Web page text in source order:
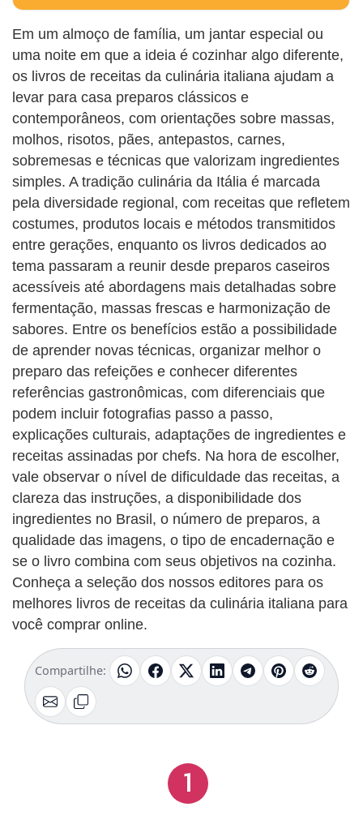
Em um almoço de família, um jantar especial ou
uma noite em que a ideia é cozinhar algo diferente,
os livros de receitas da culinária italiana ajudam a
levar para casa preparos clássicos e
contemporâneos, com orientações sobre massas,
molhos, risotos, pães, antepastos, carnes,
sobremesas e técnicas que valorizam ingredientes
simples. A tradição culinária da Itália é marcada
pela diversidade regional, com receitas que refletem
costumes, produtos locais e métodos transmitidos
entre gerações, enquanto os livros dedicados ao
tema passaram a reunir desde preparos caseiros
acessíveis até abordagens mais detalhadas sobre
fermentação, massas frescas e harmonização de
sabores. Entre os benefícios estão a possibilidade
de aprender novas técnicas, organizar melhor o
preparo das refeições e conhecer diferentes
referências gastronômicas, com diferenciais que
podem incluir fotografias passo a passo,
explicações culturais, adaptações de ingredientes e
receitas assinadas por chefs. Na hora de escolher,
vale observar o nível de dificuldade das receitas, a
clareza das instruções, a disponibilidade dos
ingredientes no Brasil, o número de preparos, a
qualidade das imagens, o tipo de encadernação e
se o livro combina com seus objetivos na cozinha.
Conheça a seleção dos nossos editores para os
melhores livros de receitas da culinária italiana para
você comprar online.
Compartilhe:
1